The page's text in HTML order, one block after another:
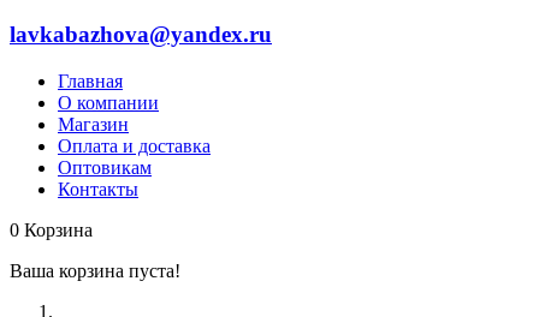
lavkabazhova@yandex.ru
Главная
О компании
Магазин
Оплата и доставка
Оптовикам
Контакты
0 Корзина
Ваша корзина пуста!